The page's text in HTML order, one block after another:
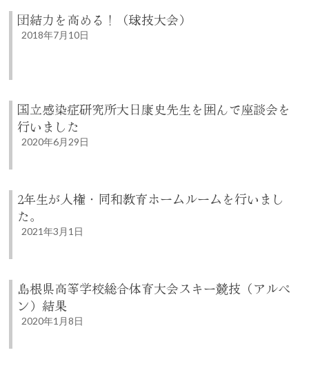
団結力を高める！（球技大会）
2018年7月10日
国立感染症研究所大日康史先生を囲んで座談会を
行いました
2020年6月29日
2年生が人権・同和教育ホームルームを行いまし
た。
2021年3月1日
島根県高等学校総合体育大会スキー競技（アルペ
ン）結果
2020年1月8日